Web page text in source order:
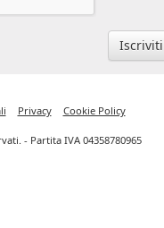
Iscriviti
Privacy Cookie Policy
- Partita IVA 04358780965